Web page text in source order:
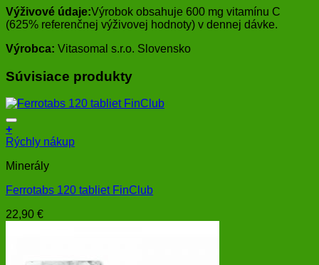
Výživové údaje:Výrobok obsahuje 600 mg vitamínu C
(625% referenčnej výživovej hodnoty) v dennej dávke.
Výrobca: Vitasomal s.r.o. Slovensko
Súvisiace produkty
+
Rýchly nákup
Minerály
Ferrotabs 120 tabliet FinClub
22,90 €